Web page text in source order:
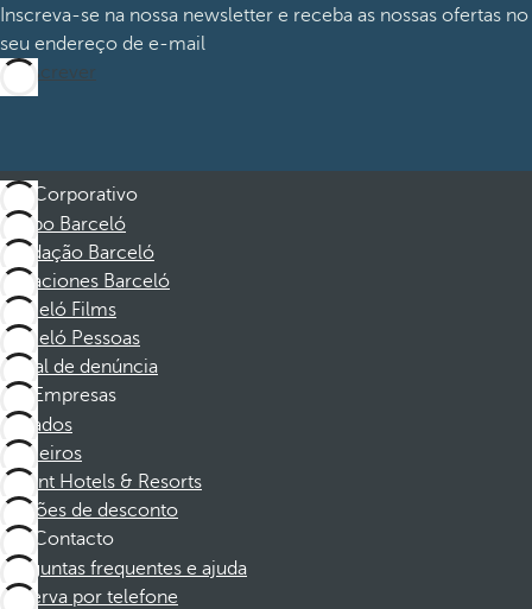
Inscreva-se na nossa newsletter e receba as nossas ofertas no
seu endereço de e-mail
Subscrever
Corporativo
Grupo Barceló
Fundação Barceló
Vacaciones Barceló
Barceló Films
Barceló Pessoas
Canal de denúncia
Empresas
Afiliados
Parceiros
Dorint Hotels & Resorts
Cupões de desconto
Contacto
Perguntas frequentes e ajuda
Reserva por telefone